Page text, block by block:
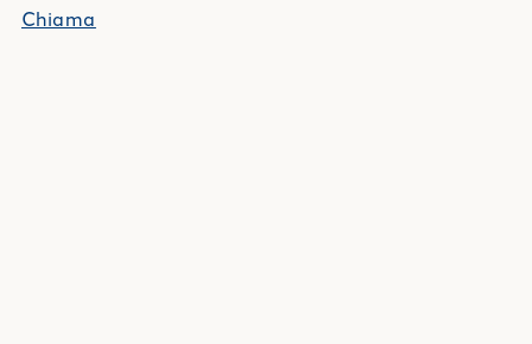
Chiama